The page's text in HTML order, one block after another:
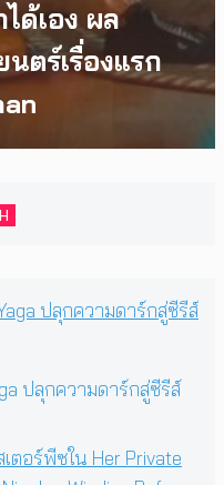
ด้เอง ผล
ตร์เรื่องแรก
ปลุกความดาร์กสู่ซีรีส์